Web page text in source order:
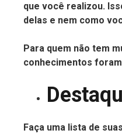
que você realizou.
delas e nem como
Para quem não tem
conhecimentos
Faça uma lista de